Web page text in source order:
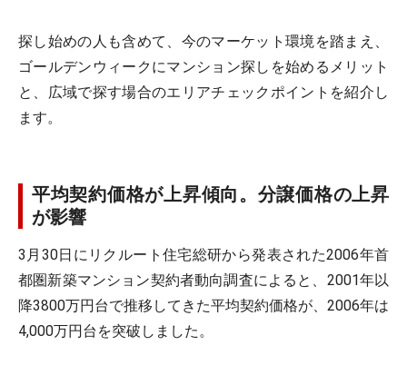
探し始めの人も含めて、今のマーケット環境を踏まえ、
ゴールデンウィークにマンション探しを始めるメリット
と、広域で探す場合のエリアチェックポイントを紹介し
ます。
平均契約価格が上昇傾向。分譲価格の上昇
が影響
3月30日にリクルート住宅総研から発表された2006年首
都圏新築マンション契約者動向調査によると、2001年以
降3800万円台で推移してきた平均契約価格が、2006年は
4,000万円台を突破しました。